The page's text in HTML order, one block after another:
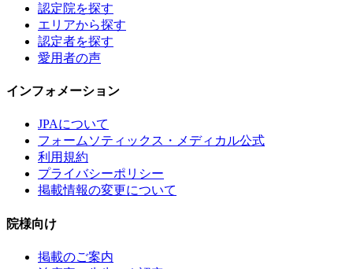
認定院を探す
エリアから探す
認定者を探す
愛用者の声
インフォメーション
JPAについて
フォームソティックス・メディカル公式
利用規約
プライバシーポリシー
掲載情報の変更について
院様向け
掲載のご案内